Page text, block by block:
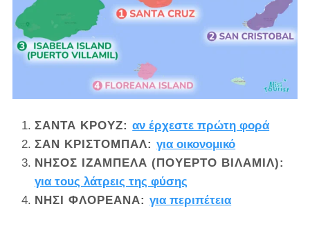
ΣΆΝΤΑ ΚΡΟΥΖ:αν έρχεστε πρώτη φορά
ΣΑΝ ΚΡΙΣΤΌΜΠΑΛ:για οικονομικό
ΝΗΣΟΣ ΙΖΑΜΠΕΛΑ (ΠΟΥΕΡΤΟ ΒΙΛΑΜΙΛ):
για τους λάτρεις της φύσης
ΝΗΣΊ ΦΛΟΡΕΆΝΑ:για περιπέτεια